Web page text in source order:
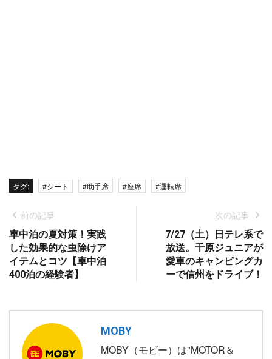
タグ: #シート #助手席 #座席 #運転席
前の記事
車中泊の夏対策！実践
した効果的な虫除けア
イテムとコツ【車中泊
400泊の経験者】
次の記事
7/27（土）日テレ系で
放送。千原ジュニアが
愛車のキャンピングカ
ーで信州をドライブ！
MOBY
MOBY（モビー）は"MOTOR＆